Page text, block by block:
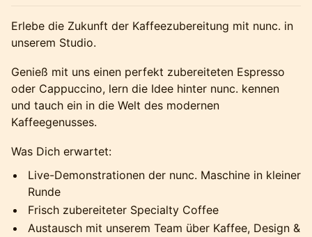
Erlebe die Zukunft der Kaffeezubereitung mit nunc. in
unserem Studio.
Genieß mit uns einen perfekt zubereiteten Espresso
oder Cappuccino, lern die Idee hinter nunc. kennen
und tauch ein in die Welt des modernen
Kaffeegenusses.
​Was Dich erwartet:
​Live-Demonstrationen der nunc. Maschine in kleiner
Runde
​Frisch zubereiteter Specialty Coffee
​Austausch mit unserem Team über Kaffee, Design &